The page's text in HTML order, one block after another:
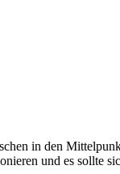
in den
und es sollte